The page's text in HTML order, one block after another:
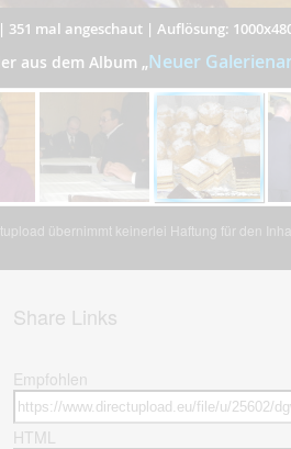
| 351 mal angeschaut | Auflösung:
aus dem Album „Neuer
übernimmt keinerlei Haftung für den
Share Links
Empfohlen
HTML